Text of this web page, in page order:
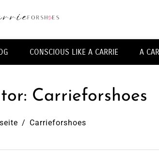
CONSCIOUS LIKE A CARRIE A
Carrieforshoes
Carrieforshoes